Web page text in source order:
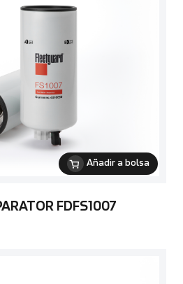
Añadir a bolsa
FDFS1007